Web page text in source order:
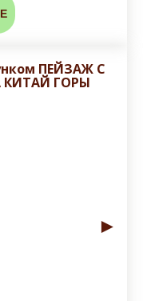
ПЕЙЗАЖ С
КИТАЙ ГОРЫ
►